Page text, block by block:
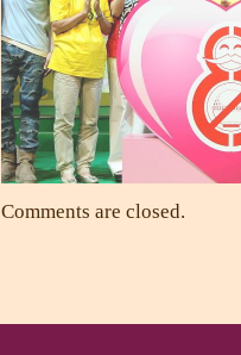
Comments are closed.